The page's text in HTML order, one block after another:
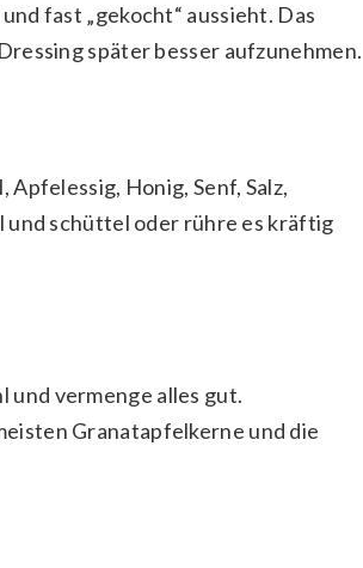
fast „gekocht“ aussieht. Das
später besser aufzunehmen.
Honig, Senf, Salz,
und schüttel oder rühre es kräftig
und vermenge alles gut.
Granatapfelkerne und die